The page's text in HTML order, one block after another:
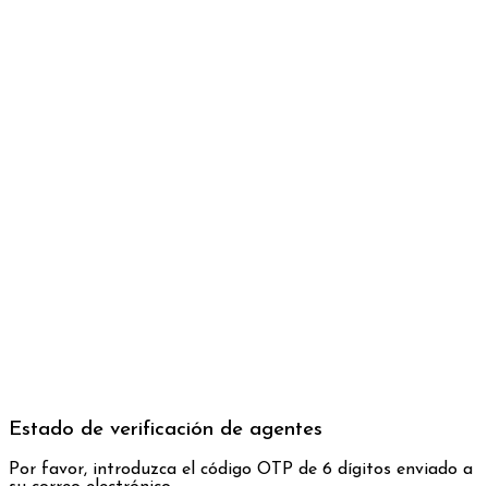
Estado de verificación de agentes
Por favor, introduzca el código OTP de 6 dígitos enviado a